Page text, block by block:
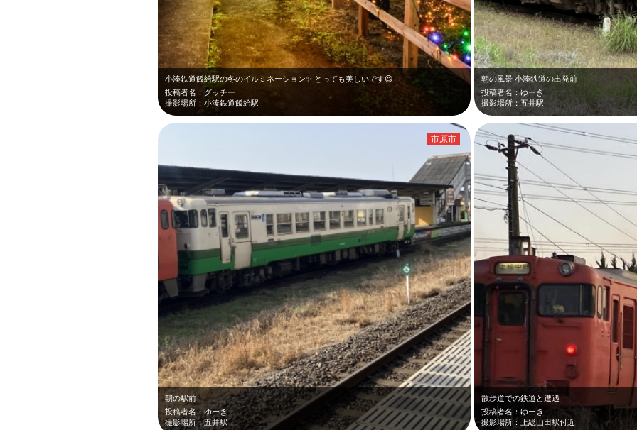
小湊鉄道飯給駅の冬のイルミネーション✨ とっても美しいです😆
投稿者名：グッチー
撮影場所：小湊鉄道飯給駅
朝の風景 小湊鉄道の出発前
投稿者名：ゆーき
撮影場所：五井駅
朝の駅前
投稿者名：ゆーき
撮影場所：五井駅
市原市
散歩道での鉄道と遭遇
投稿者名：ゆーき
撮影場所：上総山田駅付近